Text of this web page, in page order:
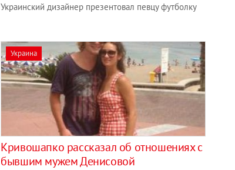
Украинский дизайнер презентовал певцу футболку
Украина
Кривошапко рассказал об отношениях с
бывшим мужем Денисовой